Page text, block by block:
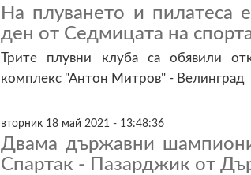
На плуването и пилатеса
ден от Седмицата на
Трите плувни клуба са обявили
комплекс "Антон Митров" - Велинград
вторник 18 май 2021 - 13:48:36
Двама държавни
Спартак - Пазарджик от